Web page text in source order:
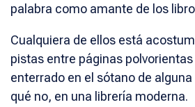
palabra como amante de los
Cualquiera de ellos está
pistas entre páginas
enterrado en el sótano de
qué no, en una librería moderna.